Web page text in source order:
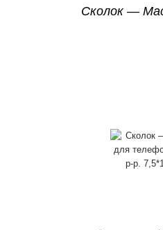
Сколок —